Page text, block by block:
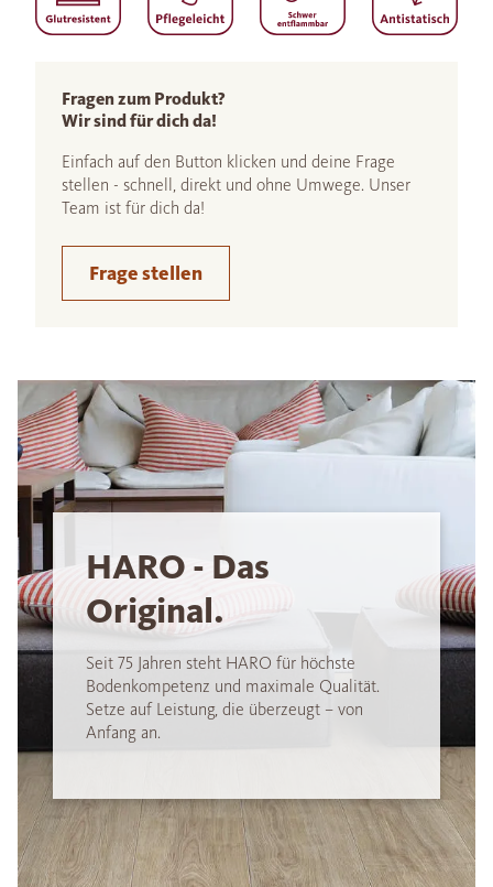
Fragen zum Produkt?
Wir sind für dich da!
Einfach auf den Button klicken und deine Frage
stellen - schnell, direkt und ohne Umwege. Unser
Team ist für dich da!
Frage stellen
HARO - Das
Original.
Seit 75 Jahren steht HARO für höchste
Bodenkompetenz und maximale Qualität.
Setze auf Leistung, die überzeugt – von
Anfang an.